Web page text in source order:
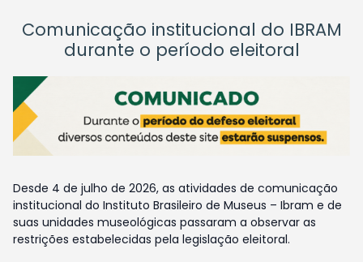
Comunicação institucional do IBRAM
durante o período eleitoral
Desde 4 de julho de 2026, as atividades de comunicação
institucional do Instituto Brasileiro de Museus – Ibram e de
suas unidades museológicas passaram a observar as
restrições estabelecidas pela legislação eleitoral.